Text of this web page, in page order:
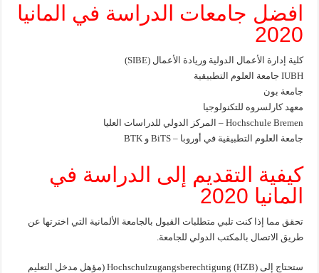
افضل جامعات الدراسة في المانيا
2020
كلية إدارة الأعمال الدولية وريادة الأعمال (SIBE)
IUBH جامعة العلوم التطبيقية
جامعة بون
معهد كارلسروه للتكنولوجيا
Hochschule Bremen – المركز الدولي للدراسات العليا
جامعة العلوم التطبيقية في أوروبا – BiTS و BTK
كيفية التقديم إلى الدراسة في
المانيا 2020
تحقق مما إذا كنت تلبي متطلبات القبول بالجامعة الألمانية التي اخترتها عن
طريق الاتصال بالمكتب الدولي للجامعة.
ستحتاج إلى Hochschulzugangsberechtigung (HZB) (مؤهل مدخل التعليم